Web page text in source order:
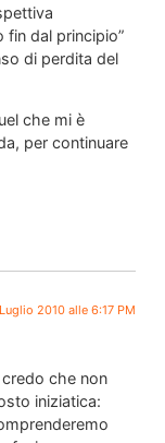
fin dal principio”
di perdita del
che mi è
per continuare
2010 alle 6:17 PM
che non
iniziatica: